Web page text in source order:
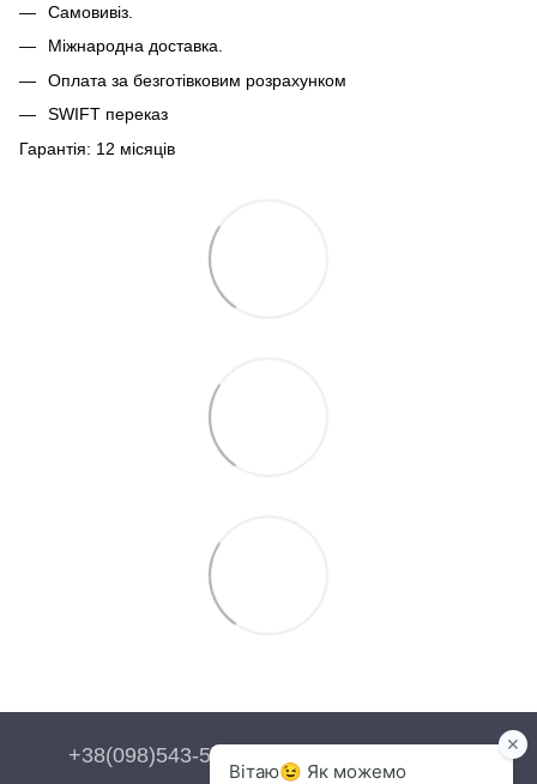
Самовивіз.
Міжнародна доставка.
Оплата за безготівковим розрахунком
SWIFT переказ
Гарантія: 12 місяців
+38(098)543-54-54